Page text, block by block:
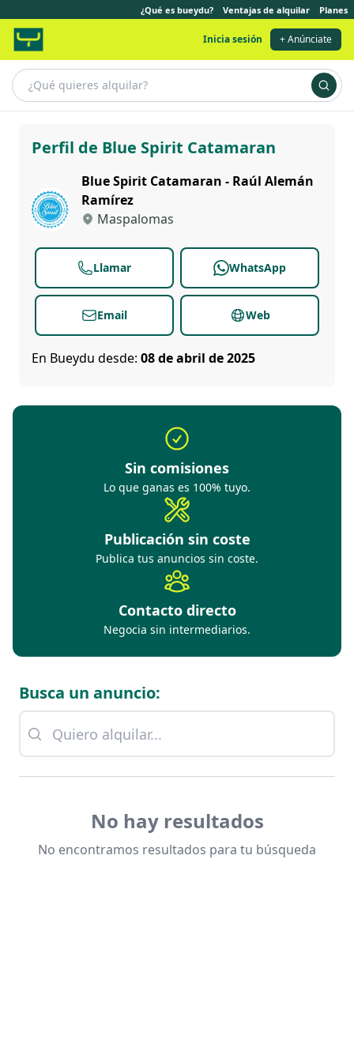
¿Qué es bueydu? Ventajas de alquilar Planes
Inicia sesión + Anúnciate
Perfil de Blue Spirit Catamaran
Blue Spirit Catamaran - Raúl Alemán
Ramírez
Maspalomas
Llamar WhatsApp
Email Web
En Bueydu desde: 08 de abril de 2025
Sin comisiones
Lo que ganas es 100% tuyo.
Publicación sin coste
Publica tus anuncios sin coste.
Contacto directo
Negocia sin intermediarios.
Busca un anuncio:
No hay resultados
No encontramos resultados para tu búsqueda